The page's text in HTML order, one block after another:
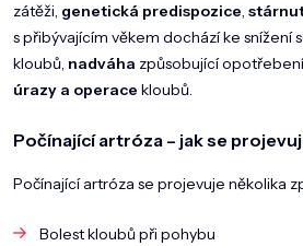
zátěži, genetická predispozice,
s přibývajícím věkem dochází ke snížení
kloubů, nadváha způsobující
úrazy a operace kloubů.
Počínající artróza – jak se
Počínající artróza se projevuje několika
Bolest kloubů při pohybu